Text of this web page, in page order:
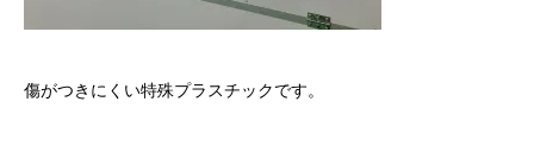
傷がつきにくい特殊プラスチックです。